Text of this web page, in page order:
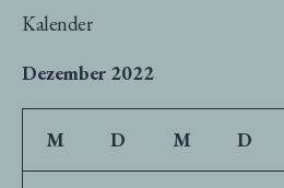
Kalender
Dezember 2022
M D M D